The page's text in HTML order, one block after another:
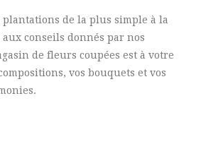
plantations de la plus simple à la
conseils donnés par nos
de fleurs coupées est à votre
vos bouquets et vos